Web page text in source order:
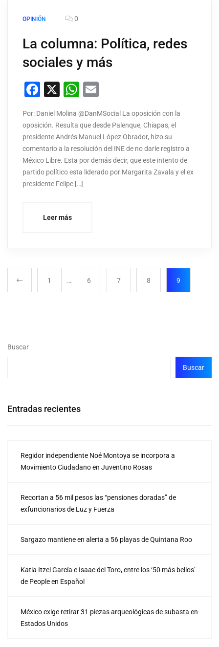
OPINIÓN 0
La columna: Política, redes
sociales y más
Facebook
X WhatsApp
Por: Daniel Molina @DanMSocial La oposición con la
oposición. Resulta que desde Palenque, Chiapas, el
presidente Andrés Manuel López Obrador, hizo su
comentario a la resolución del INE de no darle registro a
México Libre. Esta por demás decir, que este intento de
partido político esta liderado por Margarita Zavala y el ex
presidente Felipe […]
Leer más
1 … 6 7 8 9
Buscar
Buscar
Entradas recientes
Regidor independiente Noé Montoya se incorpora a
Movimiento Ciudadano en Juventino Rosas
Recortan a 56 mil pesos las “pensiones doradas” de
exfuncionarios de Luz y Fuerza
Sargazo mantiene en alerta a 56 playas de Quintana Roo
Katia Itzel García e Isaac del Toro, entre los ‘50 más bellos’
de People en Español
México exige retirar 31 piezas arqueológicas de subasta en
Estados Unidos